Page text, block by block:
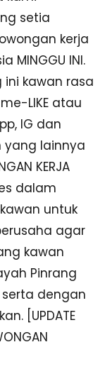
setia
kerja
MINGGU INI.
ini kawan rasa
LIKE atau
IG dan
lainnya
KERJA
dalam
untuk
agar
kawan
Pinrang
dengan
[UPDATE